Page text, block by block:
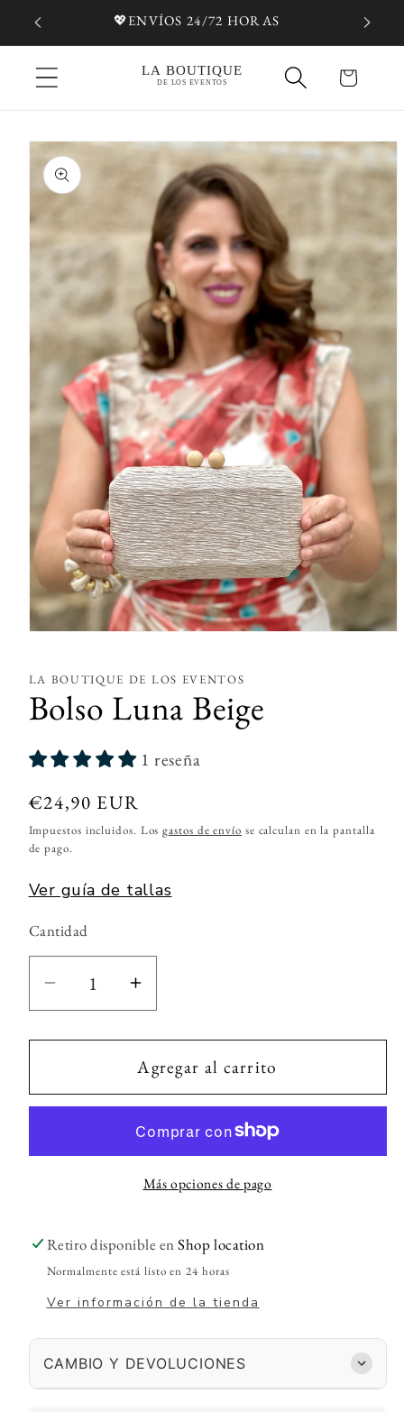
directamente
al contenido
💖ENVÍOS 24/72 HORAS
Carrito
directamente
a la
información
del producto
1
una
ventana
LA BOUTIQUE DE LOS EVENTOS
Bolso Luna Beige
1 reseña
Precio
habitual
€24,90 EUR
Impuestos incluidos. Losgastos de envío se calculan en la pantalla
de pago.
Ver guía de tallas
Cantidad
Cantidad
Reducir
cantidad
para
Luna
Aumentar
cantidad
para
Bolso
Luna
Agregar al carrito
Más opciones de pago
Retiro disponible enShop location
Normalmente está listo en 24 horas
Ver información de la tienda
CAMBIO Y DEVOLUCIONES